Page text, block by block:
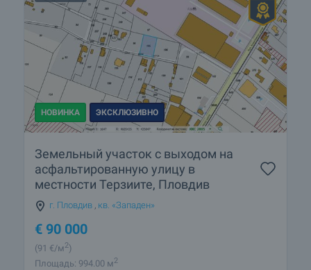
НОВИНКА ЭКСКЛЮЗИВНО
Земельный участок с выходом на
асфальтированную улицу в
местности Терзиите, Пловдив
г. Пловдив кв. «Западен»
€ 90 000
(91 €/м2)
Площадь: 994.00 м2